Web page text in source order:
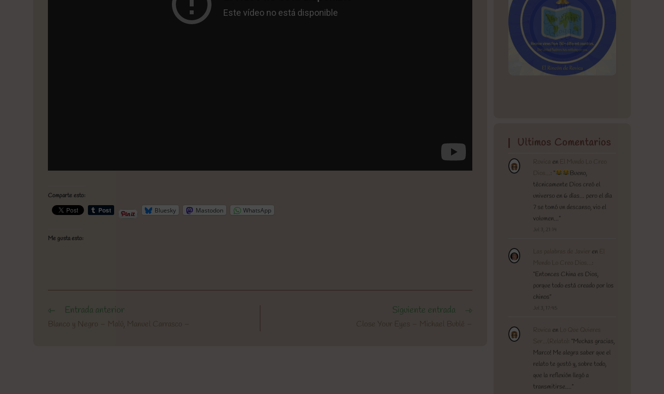
Comparte esto:
Bluesky Mastodon WhatsApp
Me gusta esto:
Leer
más
artículos
Entrada anterior
Blanco y Negro – Malú, Manuel Carrasco –
Siguiente entrada
Close Your Eyes – Michael Bublé –
Ultimos Comentarios
Rovica en El Mundo Lo Creo
Dios… : “
Bueno,
técnicamente Dios creó el
universo en 6 días… pero el día
7 se tomó un descanso, vio el
volumen…”
Jul 3, 21:14
Las palabras de Javier en El
Mundo Lo Creo Dios… :
“Entonces China es Dios,
porque todo está creado por los
chinos”
Jul 3, 17:45
Rovica en
Lo Que Quieres
Ser…(Relato) : “Muchas gracias,
Marco! Me alegra saber que el
relato te gustó y, sobre todo,
que la reflexión llegó a
transmitirse.…”